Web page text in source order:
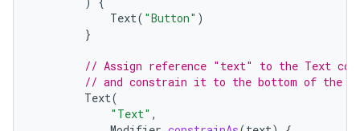
Text( "Button" )
}
// Assign reference "text" to the Text
// and constrain it to the bottom of the
Text(
"Text" ,